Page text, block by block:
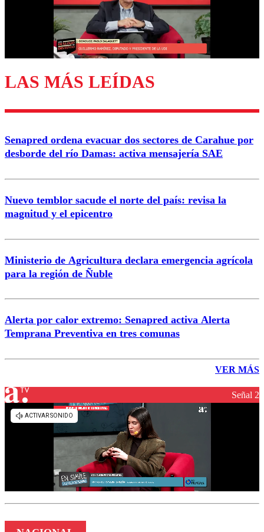
Enviar comentario
LAS MÁS LEÍDAS
Senapred ordena evacuar dos sectores de Carahue por
desborde del río Damas: activa mensajería SAE
Nuevo temblor sacude el norte del país: revisa la
magnitud y el epicentro
Ministerio de Agricultura declara emergencia agrícola
para la región de Ñuble
Alerta por calor extremo: Senapred activa Alerta
Temprana Preventiva en tres comunas
VER MÁS
Señal 2